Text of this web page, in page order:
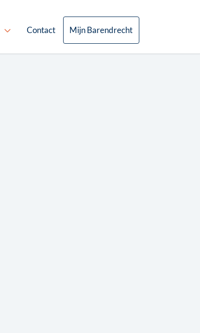
Contact Mijn Barendrecht